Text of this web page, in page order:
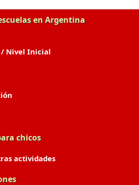
en Argentina
/ Nivel Inicial
chicos
actividades